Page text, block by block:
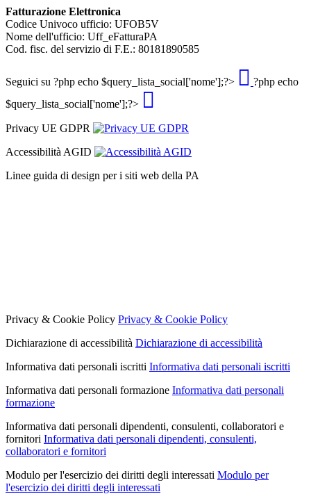
Fatturazione Elettronica
Codice Univoco ufficio: UFOB5V
Nome dell'ufficio: Uff_eFatturaPA
Cod. fisc. del servizio di F.E.: 80181890585
Seguici su ?php echo $query_lista_social['nome'];?>
?php echo
$query_lista_social['nome'];?>
Privacy UE GDPR
Accessibilità AGID
Linee guida di design per i siti web della PA
Privacy & Cookie Policy Privacy & Cookie Policy
Dichiarazione di accessibilità Dichiarazione di accessibilità
Informativa dati personali iscritti Informativa dati personali iscritti
Informativa dati personali formazione Informativa dati personali
formazione
Informativa dati personali dipendenti, consulenti, collaboratori e
fornitori Informativa dati personali dipendenti, consulenti,
collaboratori e fornitori
Modulo per l'esercizio dei diritti degli interessati Modulo per
l'esercizio dei diritti degli interessati